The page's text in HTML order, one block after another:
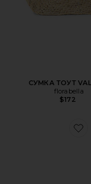
СУМКА ТОУТ
florabella
$172